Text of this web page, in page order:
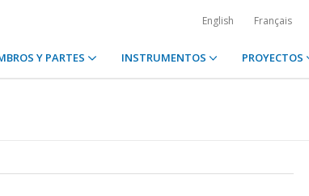
English Français
Y PARTES INSTRUMENTOS PROYECTOS